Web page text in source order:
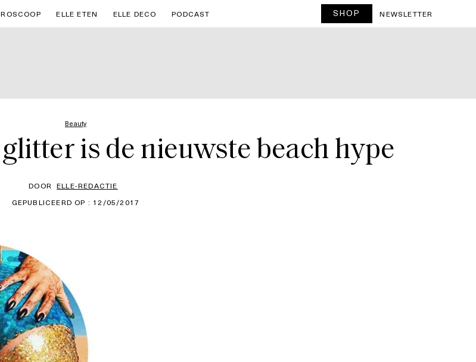
ELLE ETEN ELLE DECO PODCAST SHOP NEWSLETTER
Beauty
is de nieuwste beach hype
DOOR ELLE-REDACTIE
GEPUBLICEERD OP : 12/05/2017